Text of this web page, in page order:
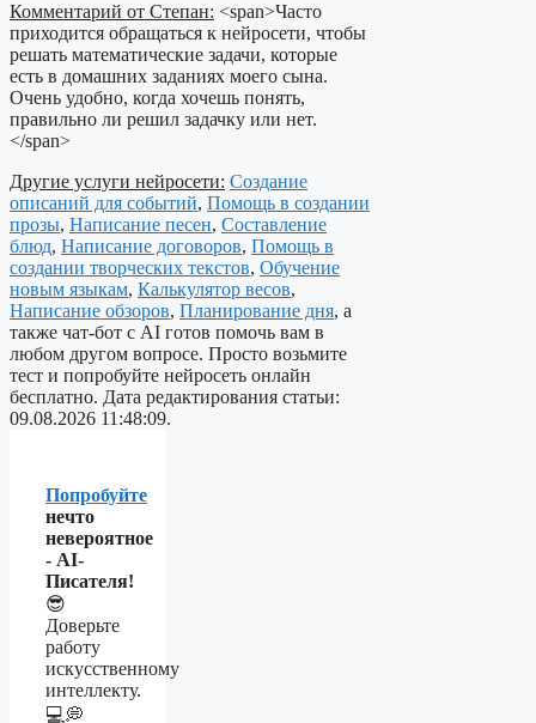
Комментарий от Степан: <span>Часто
приходится обращаться к нейросети, чтобы
решать математические задачи, которые
есть в домашних заданиях моего сына.
Очень удобно, когда хочешь понять,
правильно ли решил задачку или нет.
</span>
Другие услуги нейросети: Создание
описаний для событий, Помощь в создании
прозы, Написание песен, Составление
блюд, Написание договоров, Помощь в
создании творческих текстов, Обучение
новым языкам, Калькулятор весов,
Написание обзоров, Планирование дня, а
также чат-бот с AI готов помочь вам в
любом другом вопросе. Просто возьмите
тест и попробуйте нейросеть онлайн
бесплатно. Дата редактирования статьи:
09.08.2026 11:48:09.
Попробуйте
нечто
невероятное
- AI-
Писателя!
😎
Доверьте
работу
искусственному
интеллекту.
💻💭